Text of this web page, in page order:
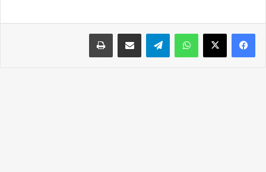
واتساب تيلقرام مشاركة عبر البريد طباعة